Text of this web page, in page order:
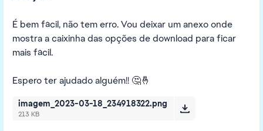
É bem fácil, não tem erro. Vou deixar um anexo onde
mostra a caixinha das opções de download para ficar
mais fácil.
Espero ter ajudado alguém!! 🤔🤞
imagem_2023-03-18_234918322.png
213 KB